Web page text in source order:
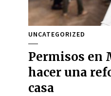
UNCATEGORIZED
Permisos en
hacer una
casa